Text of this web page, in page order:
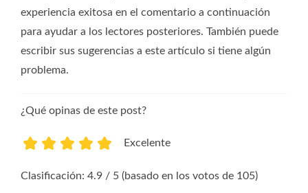
experiencia exitosa en el comentario a continuación
para ayudar a los lectores posteriores. También puede
escribir sus sugerencias a este artículo si tiene algún
problema.
¿Qué opinas de este post?
Excelente
Clasificación: 4.9 / 5 (basado en los votos de 105)